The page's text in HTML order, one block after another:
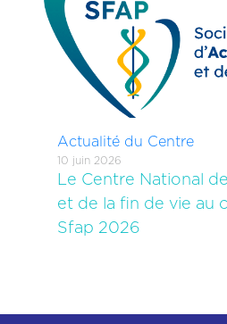
Actualité du Centre
10 juin 2026
Le Centre National
et de la fin de vie au
Sfap 2026